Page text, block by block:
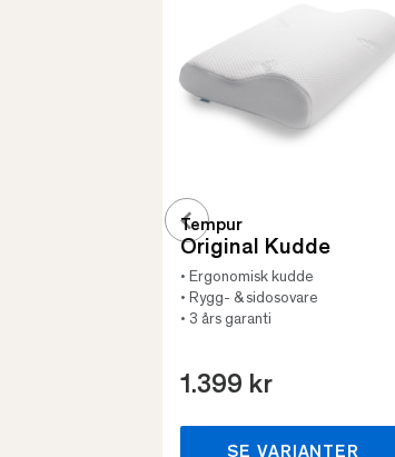
Tempur
Original Kudde
• Ergonomisk kudde
• Rygg- & sidosovare
• 3 års garanti
1.399 kr
SE VARIANTER